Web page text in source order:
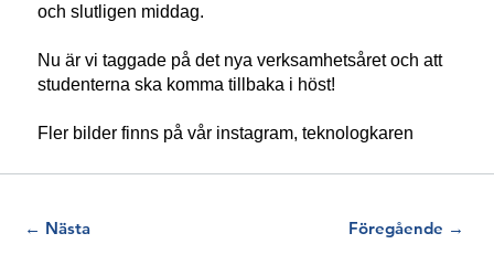
← Nästa Föregående →
och slutligen middag.
Nu är vi taggade på det nya verksamhetsåret och att
studenterna ska komma tillbaka i höst!
Fler bilder finns på vår instagram, teknologkaren